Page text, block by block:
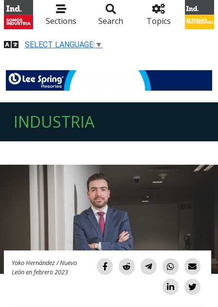
Sections Search Topics
SELECT LANGUAGE ▼
INDUSTRIA
Yoko Hernández / Nuevo
León en febrero 2023